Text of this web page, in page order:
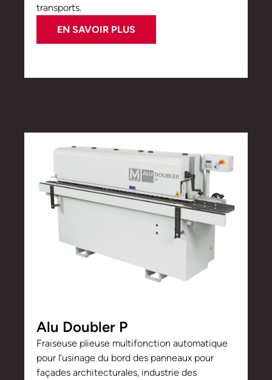
transports.
EN SAVOIR PLUS
Alu Doubler P
Fraiseuse plieuse multifonction automatique
pour l’usinage du bord des panneaux pour
façades architecturales, industrie des